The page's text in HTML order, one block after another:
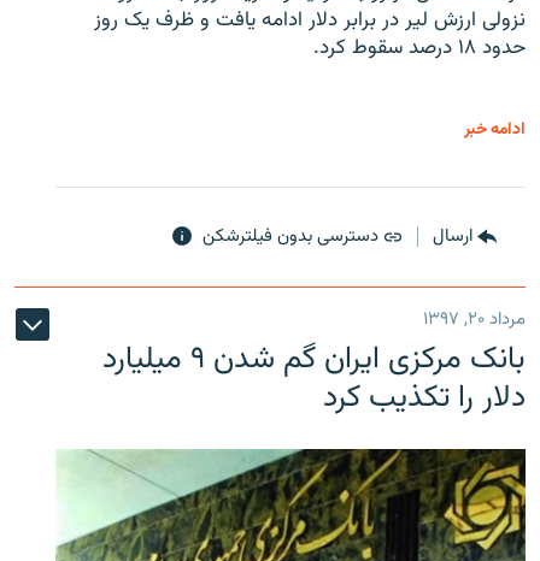
نزولی ارزش لیر در برابر دلار ادامه یافت و ظرف یک روز
حدود ۱۸ درصد سقوط کرد.
ادامه خبر
ارسال دسترسی بدون فیلترشکن
مرداد ۲۰, ۱۳۹۷
بانک مرکزی ایران گم شدن ۹ میلیارد
دلار را تکذیب کرد